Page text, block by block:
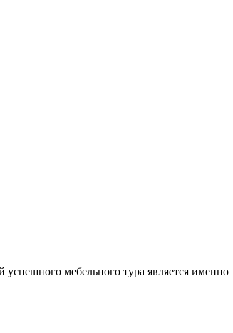
мебельного тура является именно